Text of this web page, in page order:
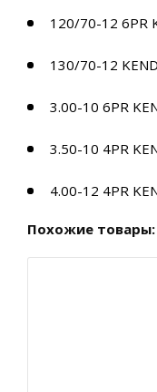
120/70-12 6PR
130/70-12
3.00-10 6PR
3.50-10 4PR
4.00-12 4PR
Похожие товары: